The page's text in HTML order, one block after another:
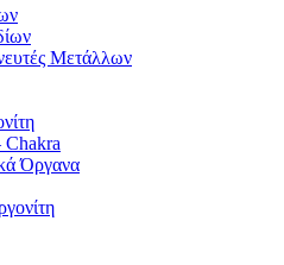
Μετάλλων
Chakra
Όργανα